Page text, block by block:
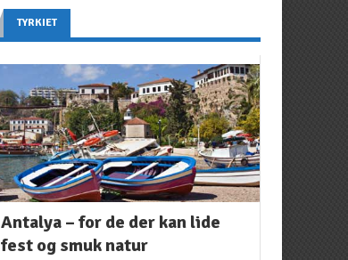
TYRKIET
Antalya – for de der kan lide
fest og smuk natur